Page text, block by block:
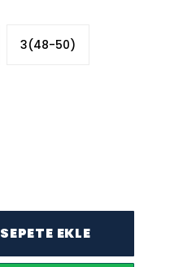
3(48-50)
SEPETE EKLE